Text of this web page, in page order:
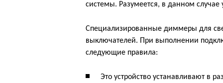
системы. Разумеется, в данном
Специализированные диммеры для
выключателей. При выполнении
следующие правила:
Это устройство устанавливают в